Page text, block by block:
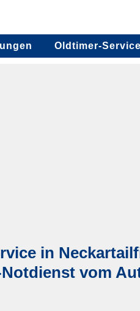
Oldtimer-Service
in
vom